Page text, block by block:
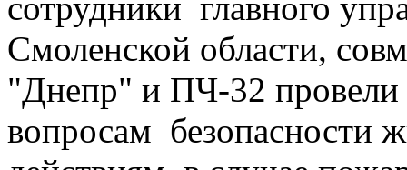
Смоленской области,
"Днепр" и ПЧ-32 провели
вопросам безопасности